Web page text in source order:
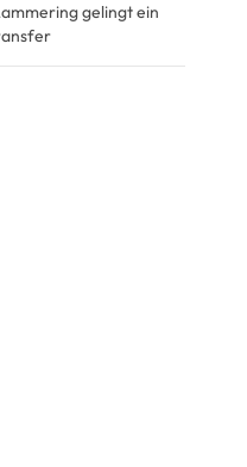
gelingt ein